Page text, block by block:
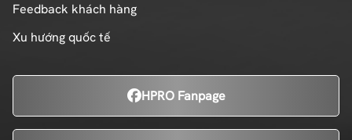
Feedback khách hàng
Xu hướng quốc tế
HPRO Fanpage